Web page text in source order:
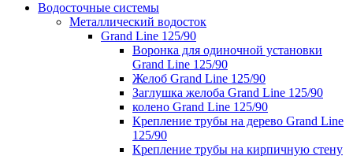
Водосточные системы
Металлический водосток
Grand Line 125/90
Воронка для одиночной установки
Grand Line 125/90
Желоб Grand Line 125/90
Заглушка желоба Grand Line 125/90
колено Grand Line 125/90
Крепление трубы на дерево Grand Line
125/90
Крепление трубы на кирпичную стену